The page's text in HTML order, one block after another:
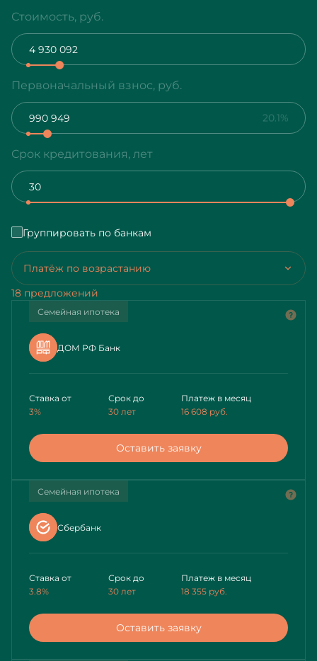
Стоимость, руб.
Первоначальный взнос, руб.
20.1%
Срок кредитования, лет
Группировать по банкам
Платёж по возрастанию
18 предложений
Семейная ипотека
ДОМ РФ Банк
Ставка от
3%
Срок до
30 лет
Платеж в месяц
16 608 руб.
Оставить заявку
Семейная ипотека
Сбербанк
Ставка от
3.8%
Срок до
30 лет
Платеж в месяц
18 355 руб.
Оставить заявку